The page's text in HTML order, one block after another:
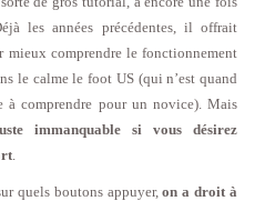
les années précédentes, il offrait
mieux comprendre le fonctionnement
le calme le foot US (qui n’est quand
à comprendre pour un novice). Mais
immanquable si vous désirez
quels boutons appuyer,on a droit à